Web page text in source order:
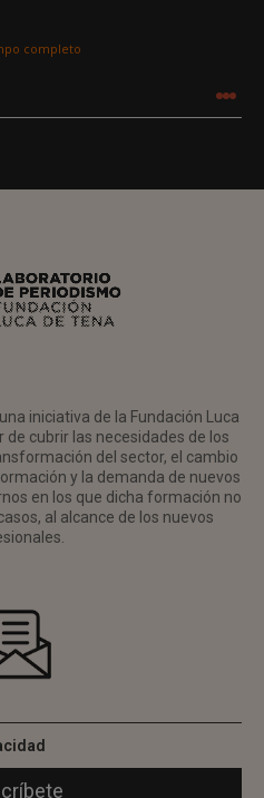
completo
iniciativa de la Fundación Luca
cubrir las necesidades de los
del sector, el cambio
y la demanda de nuevos
en los que dicha formación no
al alcance de los nuevos